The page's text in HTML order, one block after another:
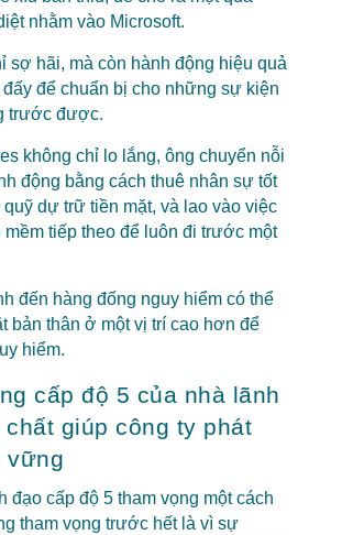
nhằm vào Microsoft.
sợ hãi, mà còn hành động hiệu quả
để chuẩn bị cho những sự kiện
trước được.
không chỉ lo lắng, ông chuyển nỗi
động bằng cách thuê nhân sự tốt
quỹ dự trữ tiền mặt, và lao vào việc
mềm tiếp theo để luôn đi trước một
đến hàng đống nguy hiểm có thể
bản thân ở một vị trí cao hơn để
hiểm.
cấp độ 5 của nhà lãnh
giúp công ty phát
vững
đạo cấp độ 5 tham vọng một cách
tham vọng trước hết là vì sự